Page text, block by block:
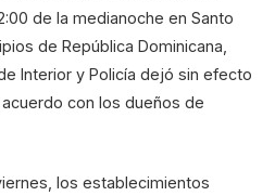
de la medianoche en Santo
de República Dominicana,
Interior y Policía dejó sin efecto
con los dueños de
los establecimientos